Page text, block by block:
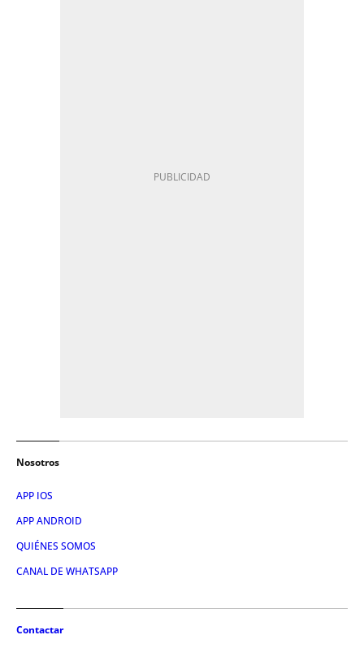
Nosotros
APP IOS
APP ANDROID
QUIÉNES SOMOS
CANAL DE WHATSAPP
Contactar